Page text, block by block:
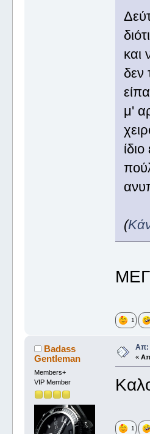
και
δεν
μ'
(
1
Badass
Gentleman
Members+
VIP Member
Απ:
«
1